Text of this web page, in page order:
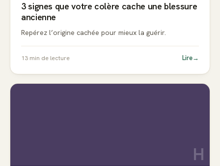
3 signes que votre colère cache une blessure
ancienne
Repérez l’origine cachée pour mieux la guérir.
13 min de lecture Lire→
H